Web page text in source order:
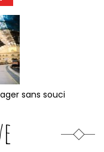
sans souci